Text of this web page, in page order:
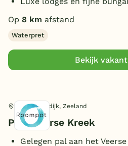
Op 8 km afstand
Waterpret
Bekijk
Wolphaartsdijk, Zeeland
Park Veerse Kreek
Gelegen pal aan het